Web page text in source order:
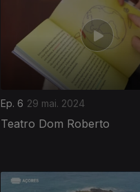
Ep. 6 29 mai. 2024
Teatro Dom Roberto